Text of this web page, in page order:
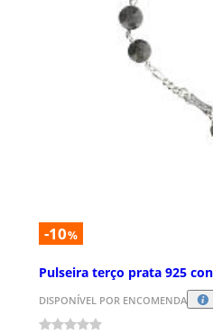
-10%
Pulseira terço prata 925
DISPONÍVEL POR ENCOMENDA